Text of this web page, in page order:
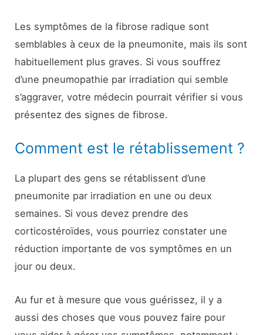
Les symptômes de la fibrose radique sont
semblables à ceux de la pneumonite, mais ils sont
habituellement plus graves. Si vous souffrez
d’une pneumopathie par irradiation qui semble
s’aggraver, votre médecin pourrait vérifier si vous
présentez des signes de fibrose.
Comment est le rétablissement ?
La plupart des gens se rétablissent d’une
pneumonite par irradiation en une ou deux
semaines. Si vous devez prendre des
corticostéroïdes, vous pourriez constater une
réduction importante de vos symptômes en un
jour ou deux.
Au fur et à mesure que vous guérissez, il y a
aussi des choses que vous pouvez faire pour